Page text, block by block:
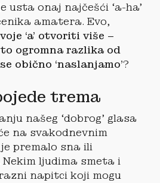
usta onaj najčešći ‘a-ha’
amatera. Evo,
‘a’ otvoriti više –
ogromna razlika od
obično ‘naslanjamo’?
trema
našeg ‘dobrog’ glasa
na svakodnevnim
premalo sna ili
ljudima smeta i
napitci koji mogu